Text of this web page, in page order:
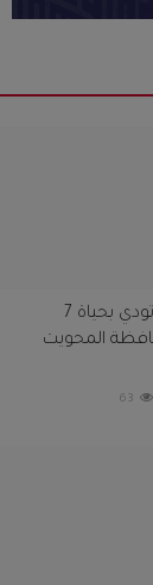
انهيارات صخرية تودي بحياة 7
المحويت
63